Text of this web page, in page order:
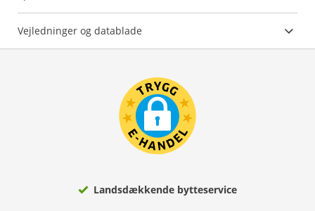
Vejledninger og datablade
Landsdækkende bytteservice